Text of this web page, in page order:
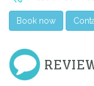
Book now